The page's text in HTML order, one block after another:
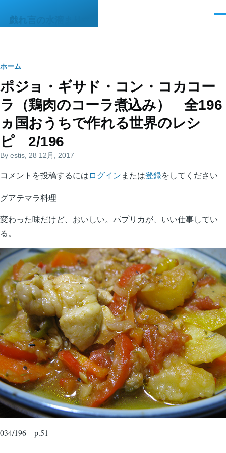
戯れ言の水溜まりΦ
パ
ン
く
ず
ホーム
ポジョ・ギサド・コン・コカコー
ラ（鶏肉のコーラ煮込み） 全196
ヵ国おうちで作れる世界のレシ
ピ 2/196
By estis , 28 12月, 2017
コメントを投稿するには ログイン または登録をしてください
グアテマラ料理
変わった味だけど、おいしい。パプリカが、いい仕事してい
る。
034/196 p.51